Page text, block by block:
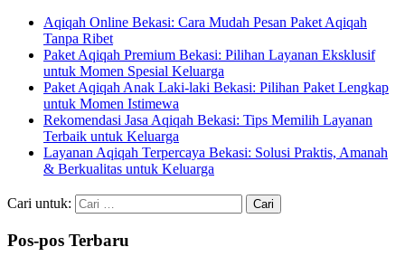
Aqiqah Online Bekasi: Cara Mudah Pesan Paket Aqiqah
Tanpa Ribet
Paket Aqiqah Premium Bekasi: Pilihan Layanan Eksklusif
untuk Momen Spesial Keluarga
Paket Aqiqah Anak Laki-laki Bekasi: Pilihan Paket Lengkap
untuk Momen Istimewa
Rekomendasi Jasa Aqiqah Bekasi: Tips Memilih Layanan
Terbaik untuk Keluarga
Layanan Aqiqah Terpercaya Bekasi: Solusi Praktis, Amanah
& Berkualitas untuk Keluarga
Cari untuk:
Pos-pos Terbaru